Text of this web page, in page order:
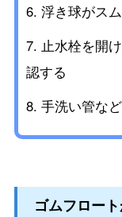
浮き球がス
止水栓を開
認する
手洗い管な
ゴムフロー